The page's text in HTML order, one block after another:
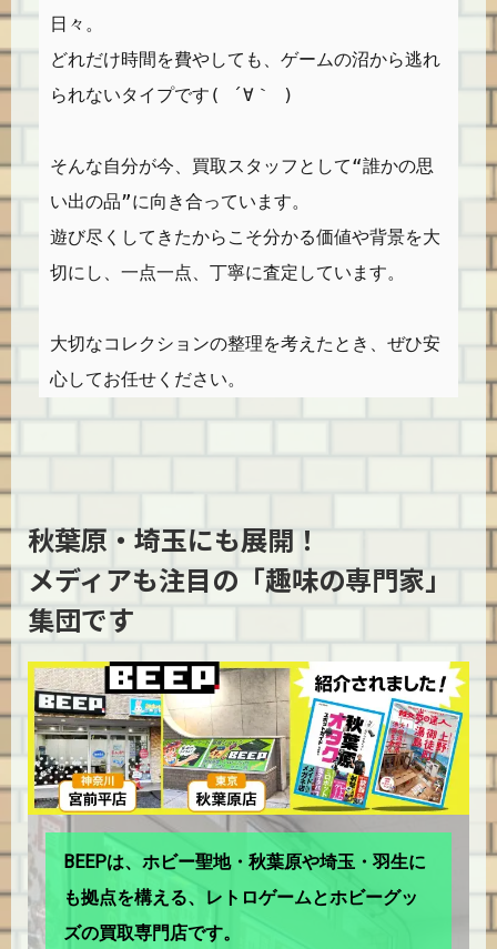
日々。
どれだけ時間を費やしても、ゲームの沼から逃れ
られないタイプです( ´∀｀ )
そんな自分が今、買取スタッフとして“誰かの思
い出の品”に向き合っています。
遊び尽くしてきたからこそ分かる価値や背景を大
切にし、一点一点、丁寧に査定しています。
大切なコレクションの整理を考えたとき、ぜひ安
心してお任せください。
秋葉原・埼玉にも展開！
メディアも注目の「趣味の専門家」
集団です
BEEPは、ホビー聖地・秋葉原や埼玉・羽生に
も拠点を構える、レトロゲームとホビーグッ
ズの買取専門店です。